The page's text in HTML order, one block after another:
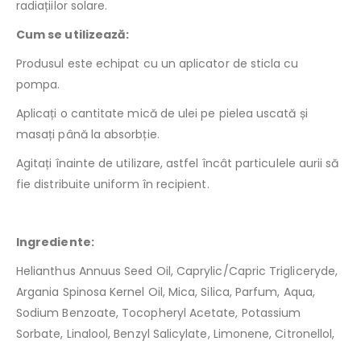
radiațiilor solare.
Cum se utilizează:
Produsul este echipat cu un aplicator de sticla cu
pompa.
Aplicați o cantitate mică de ulei pe pielea uscată și
masați până la absorbție.
Agitați înainte de utilizare, astfel încât particulele aurii să
fie distribuite uniform în recipient.
Ingrediente:
Helianthus Annuus Seed Oil, Caprylic/Capric Trigliceryde,
Argania Spinosa Kernel Oil, Mica, Silica, Parfum, Aqua,
Sodium Benzoate, Tocopheryl Acetate, Potassium
Sorbate, Linalool, Benzyl Salicylate, Limonene, Citronellol,